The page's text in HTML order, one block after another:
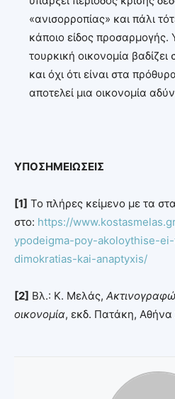
«ανισορροπίας» και πάλι
κάποιο είδος προσαρμογής.
τουρκική οικονομία
και όχι ότι είναι στα
αποτελεί μια οικονομία
ΥΠΟΣΗΜΕΙΩΣΕΙΣ
[1] Το πλήρες κείμενο με τα
στο: https://
ypodeigma-poy-akoloythise-
dimokratias-kai-anaptyxis/
[2] Βλ.: Κ. Μελάς,
οικονομία, εκδ. Πατάκη, Αθήνα